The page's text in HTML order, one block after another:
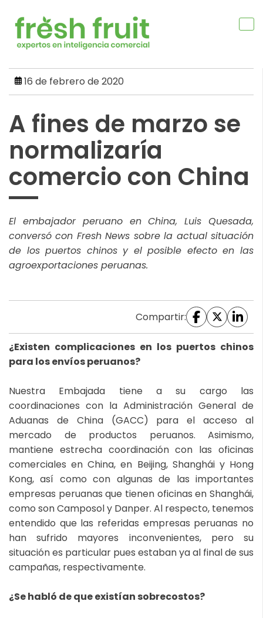
content
16 de febrero de 2020
A fines de marzo se
normalizaría
comercio con China
El embajador peruano en China, Luis Quesada,
conversó con Fresh News sobre la actual situación
de los puertos chinos y el posible efecto en las
agroexportaciones peruanas.
Compartir:
¿Existen complicaciones en los puertos chinos
para los envíos peruanos?
Nuestra Embajada tiene a su cargo las
coordinaciones con la Administración General de
Aduanas de China (GACC) para el acceso al
mercado de productos peruanos. Asimismo,
mantiene estrecha coordinación con las oficinas
comerciales en China, en Beijing, Shanghái y Hong
Kong, así como con algunas de las importantes
empresas peruanas que tienen oficinas en Shanghái,
como son Camposol y Danper. Al respecto, tenemos
entendido que las referidas empresas peruanas no
han sufrido mayores inconvenientes, pero su
situación es particular pues estaban ya al final de sus
campañas, respectivamente.
¿Se habló de que existían sobrecostos?